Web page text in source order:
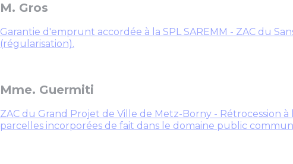
M. Gros
Garantie d'emprunt accordée à la SPL SAREMM - ZAC du
(régularisation).
Mme. Guermiti
ZAC du Grand Projet de Ville de Metz-Borny - Rétrocession à
parcelles incorporées de fait dans le domaine public